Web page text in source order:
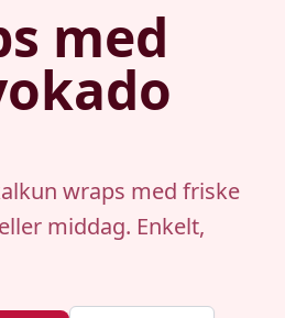
med
wraps med friske
middag. Enkelt,